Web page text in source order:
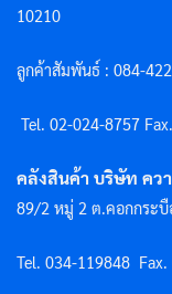
10210
ลูกค้าสัมพันธ์ : 084-
Tel. 02-024-8757 F
คลังสินค้า บริษัท คว
89/2 หมู่ 2 ต.คอกกระบื
Tel. 034-119848